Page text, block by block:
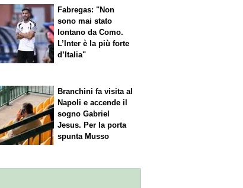
Fabregas: "Non
sono mai stato
lontano da Como.
L’Inter è la più forte
d’Italia"
Branchini fa visita al
Napoli e accende il
sogno Gabriel
Jesus. Per la porta
spunta Musso